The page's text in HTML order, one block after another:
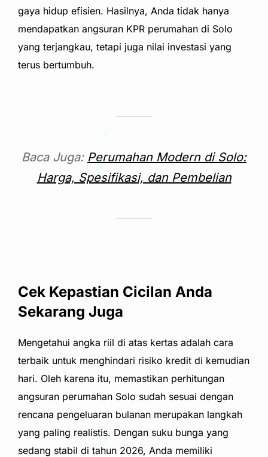
gaya hidup efisien. Hasilnya, Anda tidak hanya
mendapatkan angsuran KPR perumahan di Solo
yang terjangkau, tetapi juga nilai investasi yang
terus bertumbuh.
Baca Juga: Perumahan Modern di Solo:
Harga, Spesifikasi, dan Pembelian
Cek Kepastian Cicilan Anda
Sekarang Juga
Mengetahui angka riil di atas kertas adalah cara
terbaik untuk menghindari risiko kredit di kemudian
hari. Oleh karena itu, memastikan perhitungan
angsuran perumahan Solo sudah sesuai dengan
rencana pengeluaran bulanan merupakan langkah
yang paling realistis. Dengan suku bunga yang
sedang stabil di tahun 2026, Anda memiliki